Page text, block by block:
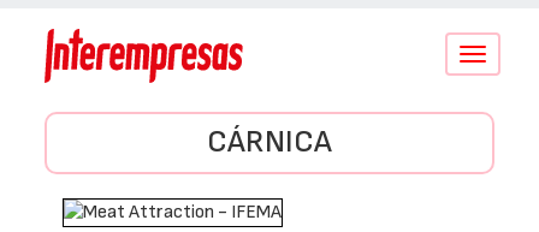
Conmutar
CÁRNICA